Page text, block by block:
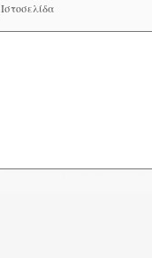
Ιστοσελίδα